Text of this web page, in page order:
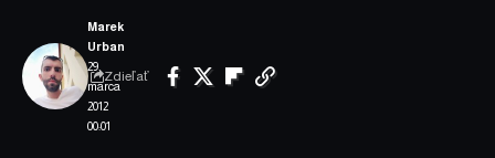
29.
marca
2012
00:01
Marek
Urban
Zdieľať